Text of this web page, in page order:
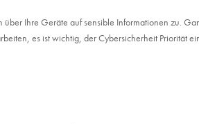
Ihre Geräte auf sensible Informationen zu.
es ist wichtig, der Cybersicherheit Priorität